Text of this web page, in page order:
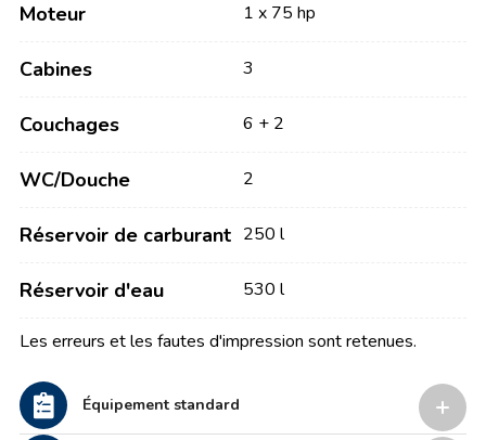
Moteur 1 x 75 hp
Cabines 3
Couchages 6 + 2
WC/Douche 2
Réservoir de carburant 250 l
Réservoir d'eau 530 l
Les erreurs et les fautes d'impression sont retenues.
Équipement standard